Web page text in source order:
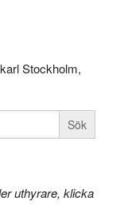
Stockholm,
uthyrare, klicka